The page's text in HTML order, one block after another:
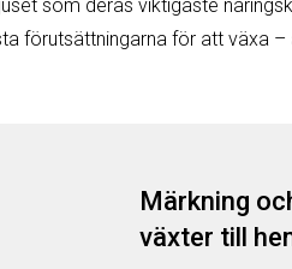
som deras viktigaste
förutsättningarna för att växa –
Märkning
växter till